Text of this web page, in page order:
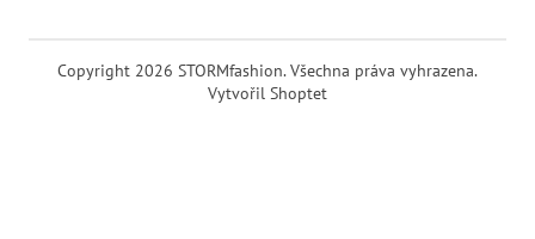
Vytvořil Shoptet
Copyright 2026 STORMfashion. Všechna práva vyhrazena.